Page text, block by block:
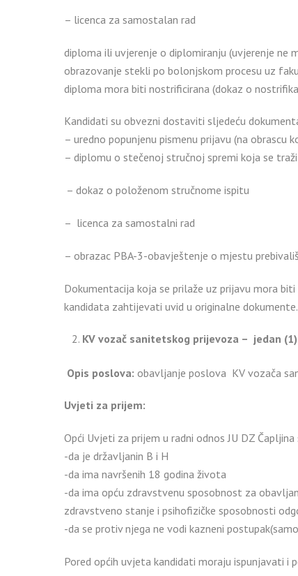
– licenca za samostalan rad
diploma ili uvjerenje o diplomiranju (uvjerenje ne
obrazovanje stekli po bolonjskom procesu uz
diploma mora biti nostrificirana (dokaz o
Kandidati su obvezni dostaviti sljedeću
– uredno popunjenu pismenu prijavu (na obrascu
– diplomu o stečenoj stručnoj spremi koja se
– dokaz o položenom stručnome ispitu
– licenca za samostalni rad
– obrazac PBA-3-obavještenje o mjestu
Dokumentacija koja se prilaže uz prijavu mora
kandidata zahtijevati uvid u originalne dokumente.
KV vozač sanitetskog prijevoza – jedan
Opis poslova: obavljanje poslova KV vozača
Uvjeti za prijem:
Opći Uvjeti za prijem u radni odnos JU DZ Čapljina
-da je državljanin B i H
-da ima navršenih 18 godina života
-da ima opću zdravstvenu sposobnost za
zdravstveno stanje i psihofizičke sposobnosti
-da se protiv njega ne vodi kazneni
Pored općih uvjeta kandidati moraju ispunjavati i